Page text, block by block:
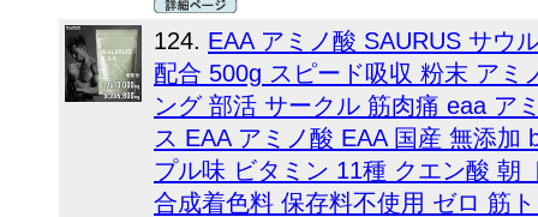
124. EAA アミノ酸 SAURUS サウ
配合 500g スピード吸収 粉末 アミ
ング 部活 サークル 筋肉痛 eaa ア
ス EAA アミノ酸 EAA 国産 無添加
プル味 ビタミン 11種 クエン酸 朝
合成着色料 保存料不使用 ゼロ 筋